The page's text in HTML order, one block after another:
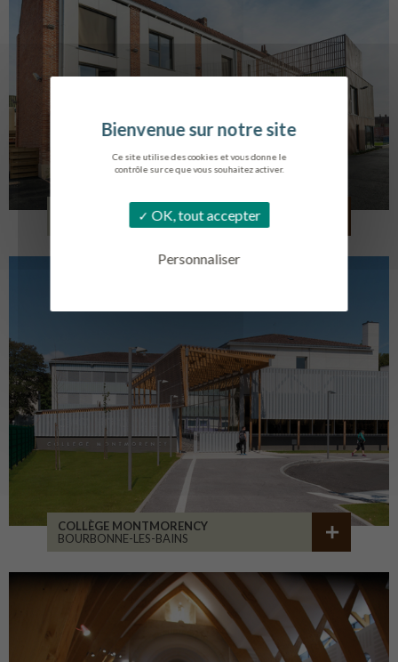
Ce site utilise des cookies et vous donne le
contrôle sur ce que vous souhaitez activer.
OK, tout accepter
Personnaliser
LOG. JEUNES TRAVAILLEURS
COLLÈGE MONTMORENCY
BOURBONNE-LES-BAINS